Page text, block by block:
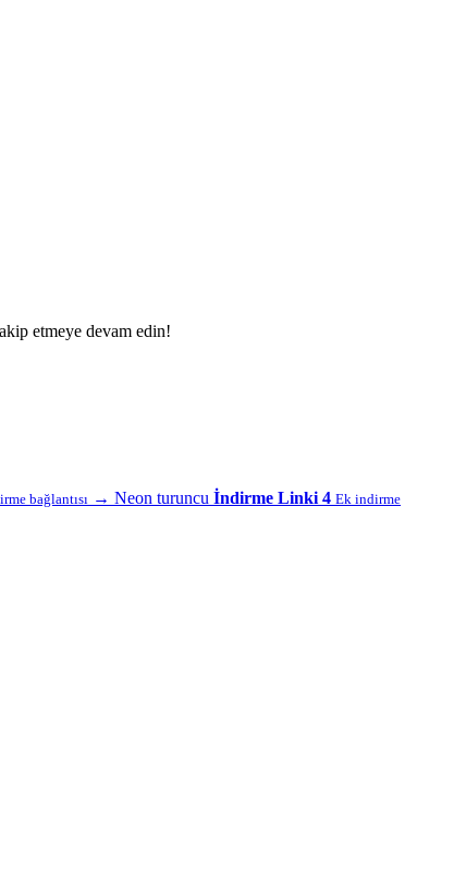
etmeye devam edin!
bağlantısı → Neon turuncu İndirme Linki 4 Ek indirme